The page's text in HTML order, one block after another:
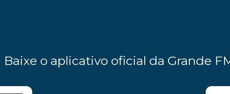
Baixe o aplicativo oficial da Grande